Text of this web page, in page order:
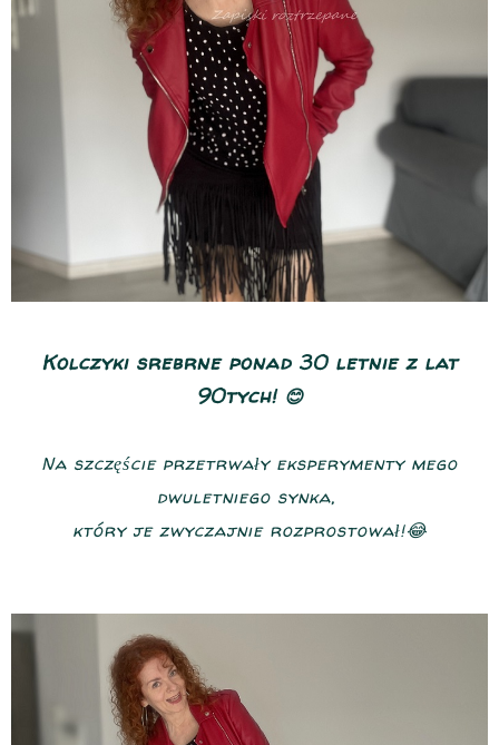
Kolczyki srebrne ponad 30 letnie z lat
90tych! 😊
Na szczęście przetrwały eksperymenty mego
dwuletniego synka,
który je zwyczajnie rozprostował!😂